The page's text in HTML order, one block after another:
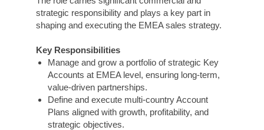
strategic responsibility and plays a key part in
shaping and executing the EMEA sales strategy.
Key Responsibilities
Manage and grow a portfolio of strategic Key
Accounts at EMEA level, ensuring long-term,
value-driven partnerships.
Define and execute multi-country Account
Plans aligned with growth, profitability, and
strategic objectives.